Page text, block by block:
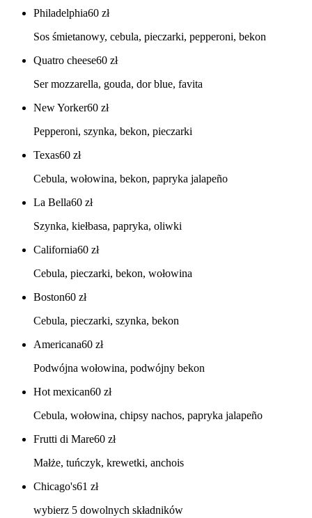
Philadelphia60 zł
Sos śmietanowy, cebula, pieczarki, pepperoni, bekon
Quatro cheese60 zł
Ser mozzarella, gouda, dor blue, favita
New Yorker60 zł
Pepperoni, szynka, bekon, pieczarki
Texas60 zł
Cebula, wołowina, bekon, papryka jalapeño
La Bella60 zł
Szynka, kiełbasa, papryka, oliwki
California60 zł
Cebula, pieczarki, bekon, wołowina
Boston60 zł
Cebula, pieczarki, szynka, bekon
Americana60 zł
Podwójna wołowina, podwójny bekon
Hot mexican60 zł
Cebula, wołowina, chipsy nachos, papryka jalapeño
Frutti di Mare60 zł
Małże, tuńczyk, krewetki, anchois
Chicago's61 zł
wybierz 5 dowolnych składników